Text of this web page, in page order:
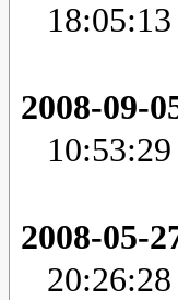
18:05:13
2008-09-
10:53:29
2008-05-
20:26:28